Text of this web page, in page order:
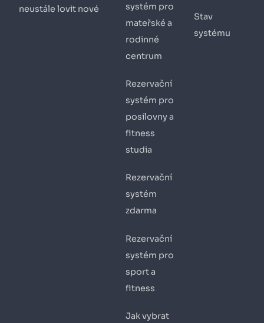
neustále lovit nové
systém pro
mateřské a
rodinné
centrum
Rezervační
systém pro
posilovny a
fitness
studia
Rezervační
systém
zdarma
Rezervační
systém pro
sport a
fitness
Jak vybrat
Stav
systému